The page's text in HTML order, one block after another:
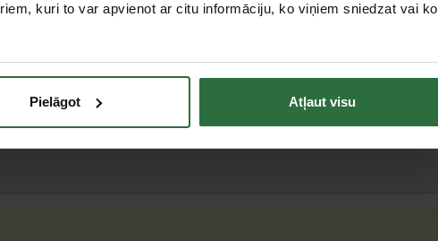
kuri to var apvienot ar citu informāciju, ko viņiem sniedzat vai ko
Pielāgot Atļaut visu